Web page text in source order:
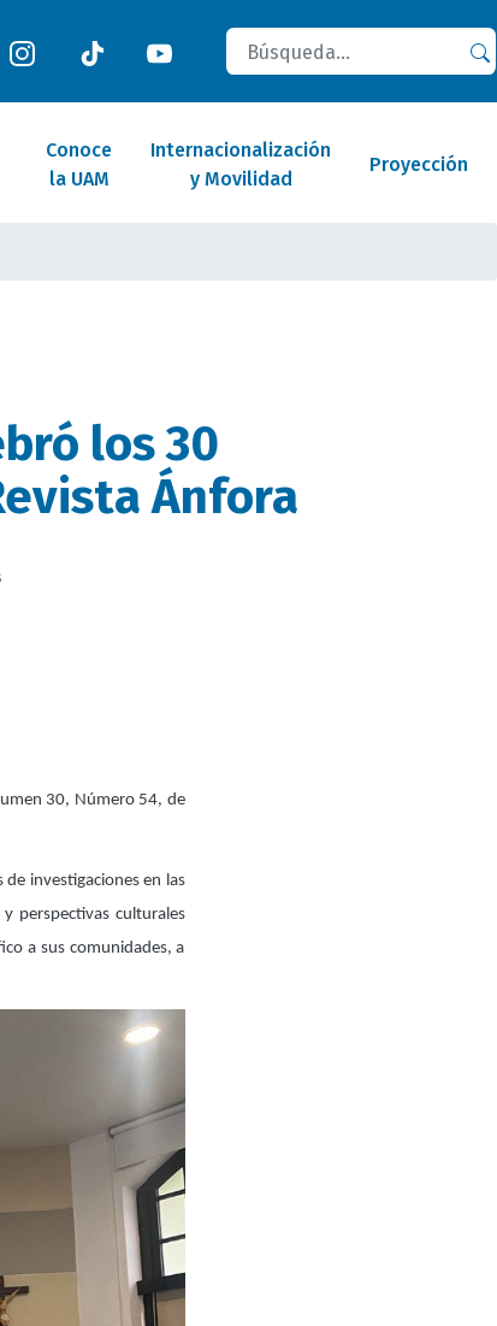
Buscar
Conoce
la UAM
Internacionalización
y Movilidad
Proyección
los 30
Ánfora
30, Número 54, de
investigaciones en las
perspectivas culturales
a sus comunidades, a